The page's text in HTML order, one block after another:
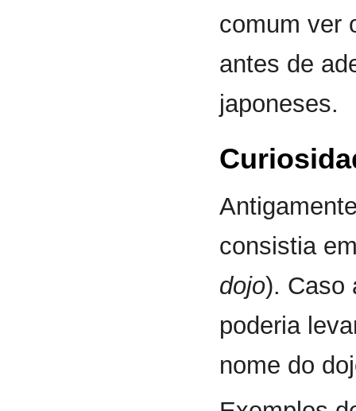
comum ver
antes de
japoneses.
consistia
dojo). Caso
poderia
nome do